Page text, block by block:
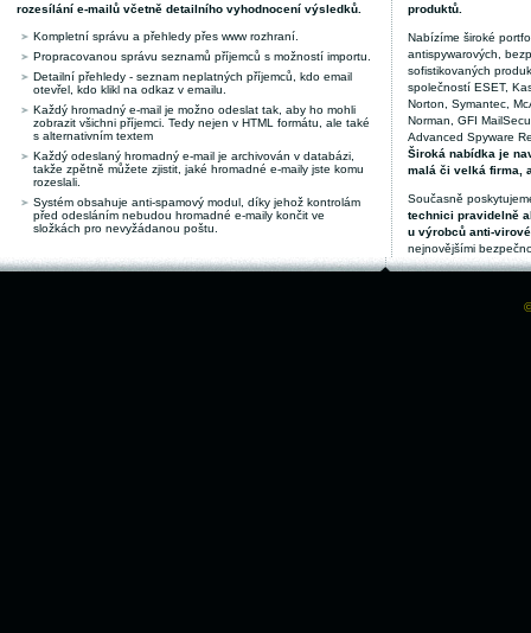
rozesílání e-mailů včetně detailního vyhodnocení výsledků.
Kompletní správu a přehledy přes www rozhraní.
Propracovanou správu seznamů příjemců s možností importu.
Detailní přehledy - seznam neplatných příjemců, kdo email
otevřel, kdo klikl na odkaz v emailu.
Každý hromadný e-mail je možno odeslat tak, aby ho mohli
zobrazit všichni příjemci. Tedy nejen v HTML formátu, ale také
s alternativním textem
Každý odeslaný hromadný e-mail je archivován v databázi,
takže zpětně můžete zjistit, jaké hromadné e-maily jste komu
rozeslali.
Systém obsahuje anti-spamový modul, díky jehož kontrolám
před odesláním nebudou hromadné e-maily končit ve
složkách pro nevyžádanou poštu.
produktů.
Nabízíme široké
antispywarových,
sofistikovaných
společností ESET,
Norton, Symantec,
Norman, GFI
Advanced Spyware
Široká nabídka je
malá či velká firma,
Současně
technici pravidelně
u výrobců anti-
nejnovějšími